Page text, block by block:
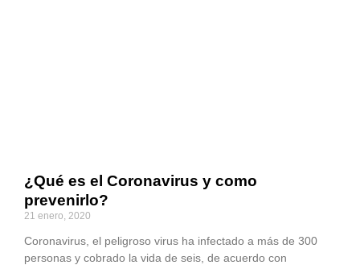
¿Qué es el Coronavirus y como
prevenirlo?
21 enero, 2020
Coronavirus, el peligroso virus ha infectado a más de 300
personas y cobrado la vida de seis, de acuerdo con